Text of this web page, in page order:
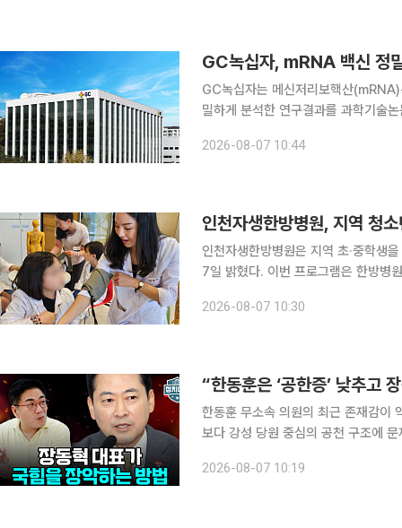
GC녹십자, mRNA 백신 정
GC녹십자는 메신저리보핵산
밀하게 분석한 연구결과를 과학기술
속한 개발과 배포가 가능한 혁신적 모
2026-08-07 10:44
인천자생한방병원, 지역 청
인천자생한방병원은 지역 초·중학생
7일 밝혔다. 이번 프로그램은 한방병원 내 다양한 직군의 역할을 이해하고 실제 의료 장비와 모형을
진행됐으며, 11일 마지막 회차가 열릴
2026-08-07 10:30
“한동훈은 ‘공한증’ 낮추고
한동훈 무소속 의원의 최근 존재감이
보다 강성 당원 중심의 공천 구조에
윤보현)에 출연해 “존재감과 피로감
2026-08-07 10:19